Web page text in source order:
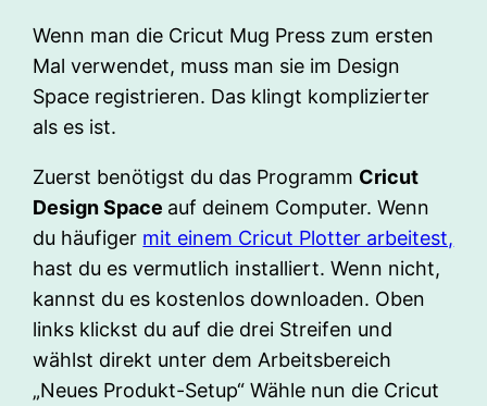
Wenn man die Cricut Mug Press zum ersten
Mal verwendet, muss man sie im Design
Space registrieren. Das klingt komplizierter
als es ist.
Zuerst benötigst du das Programm Cricut
Design Space auf deinem Computer. Wenn
du häufiger mit einem Cricut Plotter arbeitest,
hast du es vermutlich installiert. Wenn nicht,
kannst du es kostenlos downloaden. Oben
links klickst du auf die drei Streifen und
wählst direkt unter dem Arbeitsbereich
„Neues Produkt-Setup“ Wähle nun die Cricut